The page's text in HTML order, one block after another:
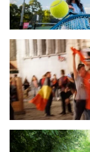
Belgique - Italie.
Parcours de